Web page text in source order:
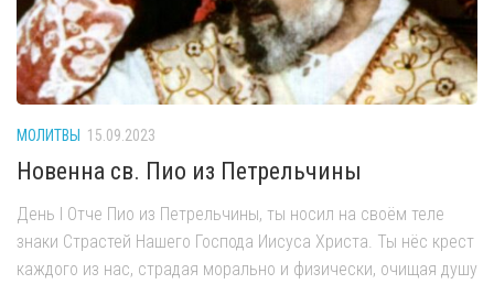
МОЛИТВЫ 15.09.2023
Новенна св. Пио из Петрельчины
День I Отче Пио из Петрельчины, ты носил на своём теле
знаки Страстей Нашего Господа Иисуса Христа. Ты нёс крест
каждого из нас, страдая морально и физически, очищая душу